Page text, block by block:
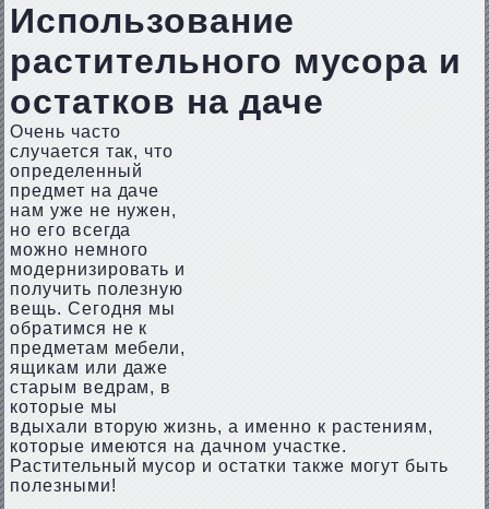
Использование
растительного мусора и
остатков на даче
Очень часто
случается так, что
определенный
предмет на даче
нам уже не нужен,
но его всегда
можно немного
модернизировать и
получить полезную
вещь. Сегодня мы
обратимся не к
предметам мебели,
ящикам или даже
старым ведрам, в
которые мы
вдыхали вторую жизнь, а именно к растениям,
которые имеются на дачном участке.
Растительный мусор и остатки также могут быть
полезными!